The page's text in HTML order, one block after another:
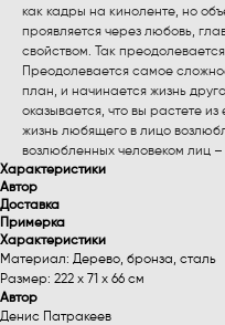
как кадры на киноленте, но
проявляется через любовь,
свойством. Так
Преодолевается самое
план, и начинается жизнь
оказывается, что вы растете
жизнь любящего в лицо
возлюбленных человеком лиц
Характеристики
Автор
Доставка
Примерка
Характеристики
Материал: Дерево, бронза, сталь
Размер: 222 x 71 x 66 см
Автор
Денис Патракеев